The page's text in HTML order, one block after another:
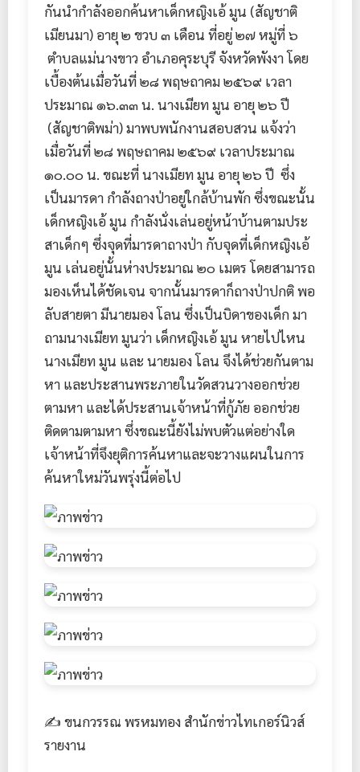
กันนำกำลังออกค้นหาเด็กหญิงเอ้ มูน (สัญชาติ
เมียนมา) อายุ ๒ ขวบ ๓ เดือน ที่อยู่ ๒๗ หมู่ที่ ๖
ตำบลแม่นางขาว อำเภอคุระบุรี จังหวัดพังงา โดย
เบื้องต้นเมื่อวันที่ ๒๘ พฤษถาคม ๒๕๖๙ เวลา
ประมาณ ๑๖.๓๓ น. นางเมียท มูน อายุ ๒๖ ปี
(สัญชาติพม่า) มาพบพนักงานสอบสวน แจ้งว่า
เมื่อวันที่ ๒๘ พฤษถาคม ๒๕๖๙ เวลาประมาณ
๑๐.๐๐ น. ขณะที่ นางเมียท มูน อายุ ๒๖ ปี ซึ่ง
เป็นมารดา กำลังถางป่าอยู่ใกล้บ้านพัก ซึ่งขณะนั้น
เด็กหญิงเอ้ มูน กำลังนั่งเล่นอยู่หน้าบ้านตามประ
สาเด็กๆ ซึ่งจุดที่มารดาถางป่า กับจุดที่เด็กหญิงเอ้
มูน เล่นอยู่นั้นห่างประมาณ ๒๐ เมตร โดยสามารถ
มองเห็นได้ชัดเจน จากนั้นมารดาก็ถางป่าปกติ พอ
ลับสายตา มีนายมอง โลน ซึ่งเป็นบิดาของเด็ก มา
ถามนางเมียท มูนว่า เด็กหญิงเอ้ มูน หายไปไหน
นางเมียท มูน และ นายมอง โลน จึงได้ช่วยกันตาม
หา และประสานพระภายในวัดสวนวางออกช่วย
ตามหา และได้ประสานเจ้าหน้าที่กู้ภัย ออกช่วย
ติดตามตามหา ซึ่งขณะนี้ยังไม่พบตัวแต่อย่างใด
เจ้าหน้าที่จึงยุติการค้นหาและจะวางแผนในการ
ค้นหาใหม่วันพรุ่งนี้ต่อไป
✍️ ขนกวรรณ พรหมทอง สำนักข่าวไทเกอร์นิวส์
รายงาน